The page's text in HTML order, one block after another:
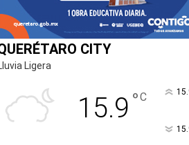
CITY
Ligera
15.9 °C